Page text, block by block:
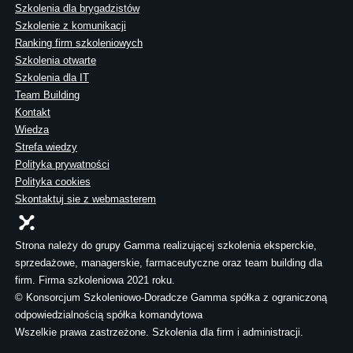
Szkolenia dla brygadzistów
Szkolenie z komunikacji
Ranking firm szkoleniowych
Szkolenia otwarte
Szkolenia dla IT
Team Building
Kontakt
Wiedza
Strefa wiedzy
Polityka prywatności
Polityka cookies
Skontaktuj sie z webmasterem
Strona należy do grupy Gamma realizującej szkolenia eksperckie,
sprzedażowe, managerskie, farmaceutyczne oraz team building dla
firm. Firma szkoleniowa 2021 roku.
© Konsorcjum Szkoleniowo-Doradcze Gamma spółka z ograniczoną
odpowiedzialnością spółka komandytowa
Wszelkie prawa zastrzeżone. Szkolenia dla firm i administracji.